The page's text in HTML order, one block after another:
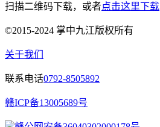
扫描二维码下载，或者点击这里下载
©2015-2024 掌中九江版权所有
关于我们
联系电话0792-8505892
赣ICP备13005689号